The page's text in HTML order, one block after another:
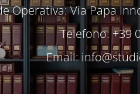
Operativa: Via Papa
Telefono: +39
Email: